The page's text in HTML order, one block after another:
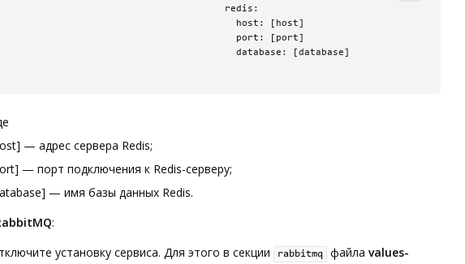
                                      redis
:
                                        host
: [ host]
                                        port
: [ port]
                                        database
: [database]
— адрес сервера Redis;
— порт подключения к Redis-серверу;
— имя базы данных Redis.
:
установку сервиса. Для этого в секции
rabbitmq файла values-